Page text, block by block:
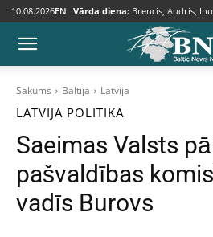
10.08.2026EN Vārda diena: Brencis, Audris,
Sākums Baltija Latvija
LATVIJA POLITIKA
Saeimas Valsts
pašvaldības
vadīs Burovs